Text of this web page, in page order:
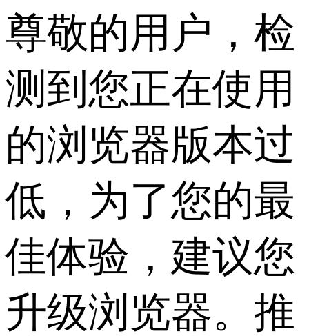
尊敬的用户，检
测到您正在使用
的浏览器版本过
低，为了您的最
佳体验，建议您
升级浏览器。推